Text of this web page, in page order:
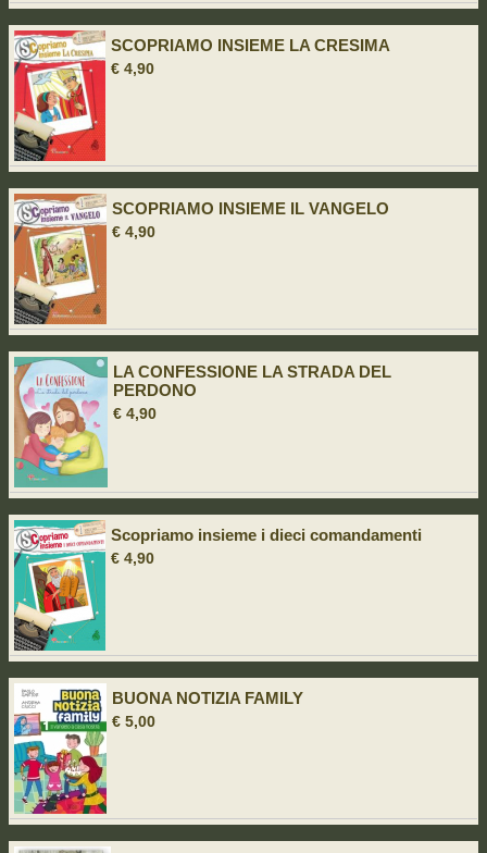
SCOPRIAMO INSIEME LA CRESIMA
€ 4,90
SCOPRIAMO INSIEME IL VANGELO
€ 4,90
LA CONFESSIONE LA STRADA DEL
PERDONO
€ 4,90
Scopriamo insieme i dieci comandamenti
€ 4,90
BUONA NOTIZIA FAMILY
€ 5,00